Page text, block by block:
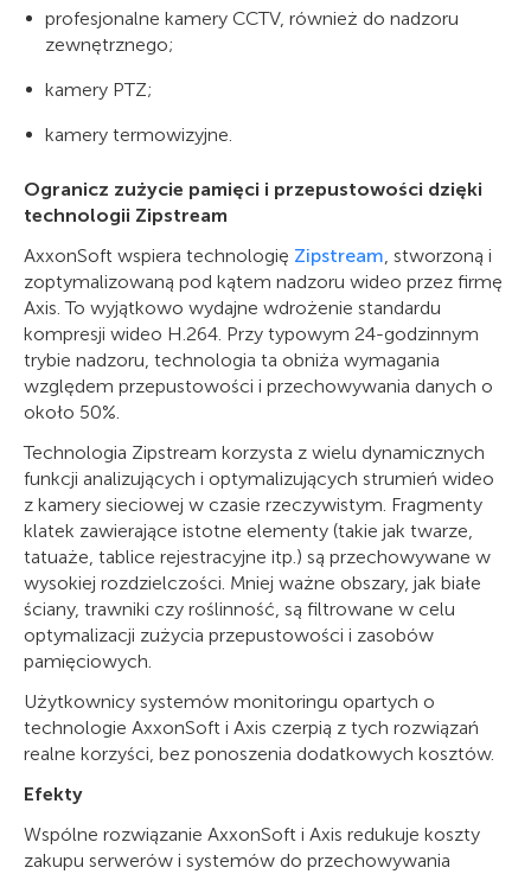
profesjonalne kamery CCTV, również do nadzoru
zewnętrznego;
kamery PTZ;
kamery termowizyjne.
Ogranicz zużycie pamięci i przepustowości dzięki
technologii Zipstream
AxxonSoft wspiera technologię Zipstream, stworzoną i
zoptymalizowaną pod kątem nadzoru wideo przez firmę
Axis. To wyjątkowo wydajne wdrożenie standardu
kompresji wideo H.264. Przy typowym 24-godzinnym
trybie nadzoru, technologia ta obniża wymagania
względem przepustowości i przechowywania danych o
około 50%.
Technologia Zipstream korzysta z wielu dynamicznych
funkcji analizujących i optymalizujących strumień wideo
z kamery sieciowej w czasie rzeczywistym. Fragmenty
klatek zawierające istotne elementy (takie jak twarze,
tatuaże, tablice rejestracyjne itp.) są przechowywane w
wysokiej rozdzielczości. Mniej ważne obszary, jak białe
ściany, trawniki czy roślinność, są filtrowane w celu
optymalizacji zużycia przepustowości i zasobów
pamięciowych.
Użytkownicy systemów monitoringu opartych o
technologie AxxonSoft i Axis czerpią z tych rozwiązań
realne korzyści, bez ponoszenia dodatkowych kosztów.
Efekty
Wspólne rozwiązanie AxxonSoft i Axis redukuje koszty
zakupu serwerów i systemów do przechowywania